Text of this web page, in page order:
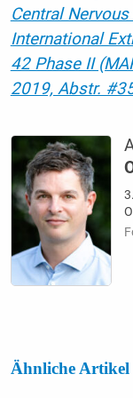
Central
International
42 Phase II
2019, Abstr.
Ähnliche Artikel